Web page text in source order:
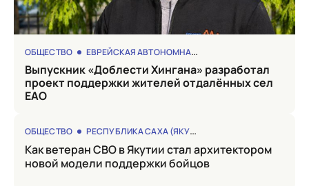
ОБЩЕСТВО ЕВРЕЙСКАЯ АВТОНОМНАЯ ОБЛАСТЬ
Выпускник «Доблести Хингана» разработал
проект поддержки жителей отдалённых сел
ЕАО
ОБЩЕСТВО РЕСПУБЛИКА САХА (ЯКУТИЯ)
Как ветеран СВО в Якутии стал архитектором
новой модели поддержки бойцов